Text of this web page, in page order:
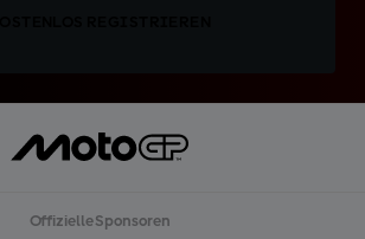
Offizielle Sponsoren